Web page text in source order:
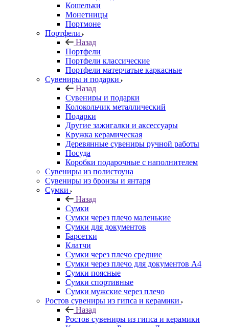
Кошельки
Монетницы
Портмоне
Портфели
Назад
Портфели
Портфели классические
Портфели матерчатые каркасные
Сувениры и подарки
Назад
Сувениры и подарки
Колокольчик металлический
Подарки
Другие зажигалки и аксессуары
Кружка керамическая
Деревянные сувениры ручной работы
Посуда
Коробки подарочные с наполнителем
Сувениры из полистоуна
Сувениры из бронзы и янтаря
Сумки
Назад
Сумки
Сумки через плечо маленькие
Сумки для документов
Барсетки
Клатчи
Сумки через плечо средние
Сумки через плечо для документов А4
Сумки поясные
Сумки спортивные
Сумки мужские через плечо
Ростов сувениры из гипса и керамики
Назад
Ростов сувениры из гипса и керамики